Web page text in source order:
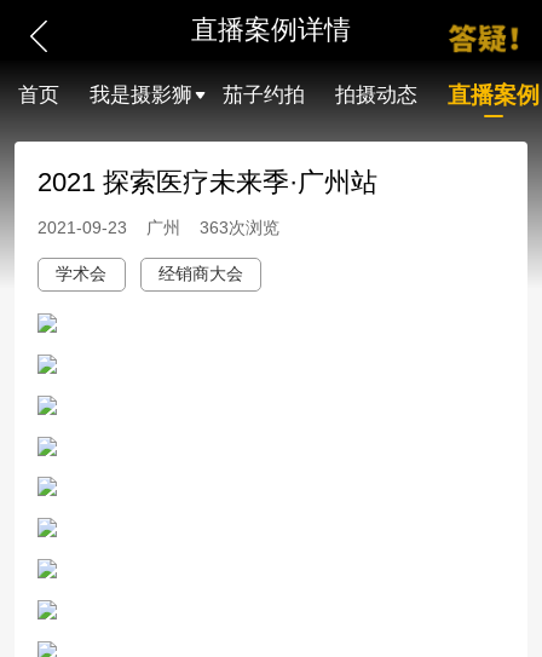
直播案例详情
首页 我是摄影狮 茄子约拍 拍摄动态 直播案例
2021 探索医疗未来季·广州站
2021-09-23 广州 363次浏览
学术会 经销商大会